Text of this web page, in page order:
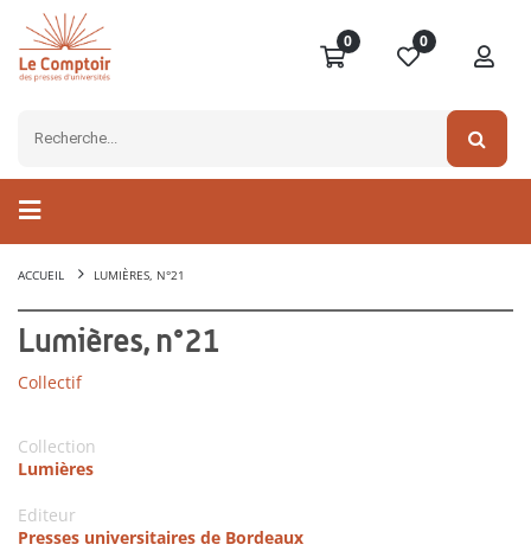
0 0
ACCUEIL LUMIÈRES, N°21
Lumières, n°21
Collectif
Collection
Lumières
Editeur
Presses universitaires de Bordeaux